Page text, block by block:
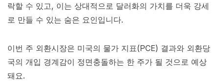
락할 수 있고, 이는 상대적으로 달러화의 가치를 더욱 강세
로 만들 수 있는 숨은 요인입니다.
이번 주 외환시장은 미국의 물가 지표(PCE) 결과와 외환당
국의 개입 경계감이 정면충돌하는 한 주가 될 것으로 예상
돼요.